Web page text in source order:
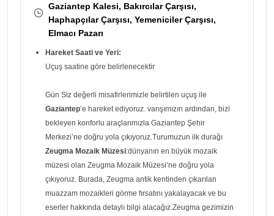
Gaziantep Kalesi, Bakırcılar Çarşısı,
Haphapçılar Çarşısı, Yemeniciler Çarşısı,
Elmacı Pazarı
Hareket Saati ve Yeri:
Uçuş saatine göre belirlenecektir
Gün Siz değerli misafirlerimizle belirtilen uçuş ile
Gaziantep’e hareket ediyoruz. varışımızın ardından, bizi
bekleyen konforlu araçlarımızla Gaziantep Şehir
Merkezi’ne doğru yola çıkıyoruz.Turumuzun ilk durağı
Zeugma Mozaik Müzesi:dünyanın en büyük mozaik
müzesi olan Zeugma Mozaik Müzesi’ne doğru yola
çıkıyoruz. Burada, Zeugma antik kentinden çıkarılan
muazzam mozaikleri görme fırsatını yakalayacak ve bu
eserler hakkında detaylı bilgi alacağız.Zeugma gezimizin